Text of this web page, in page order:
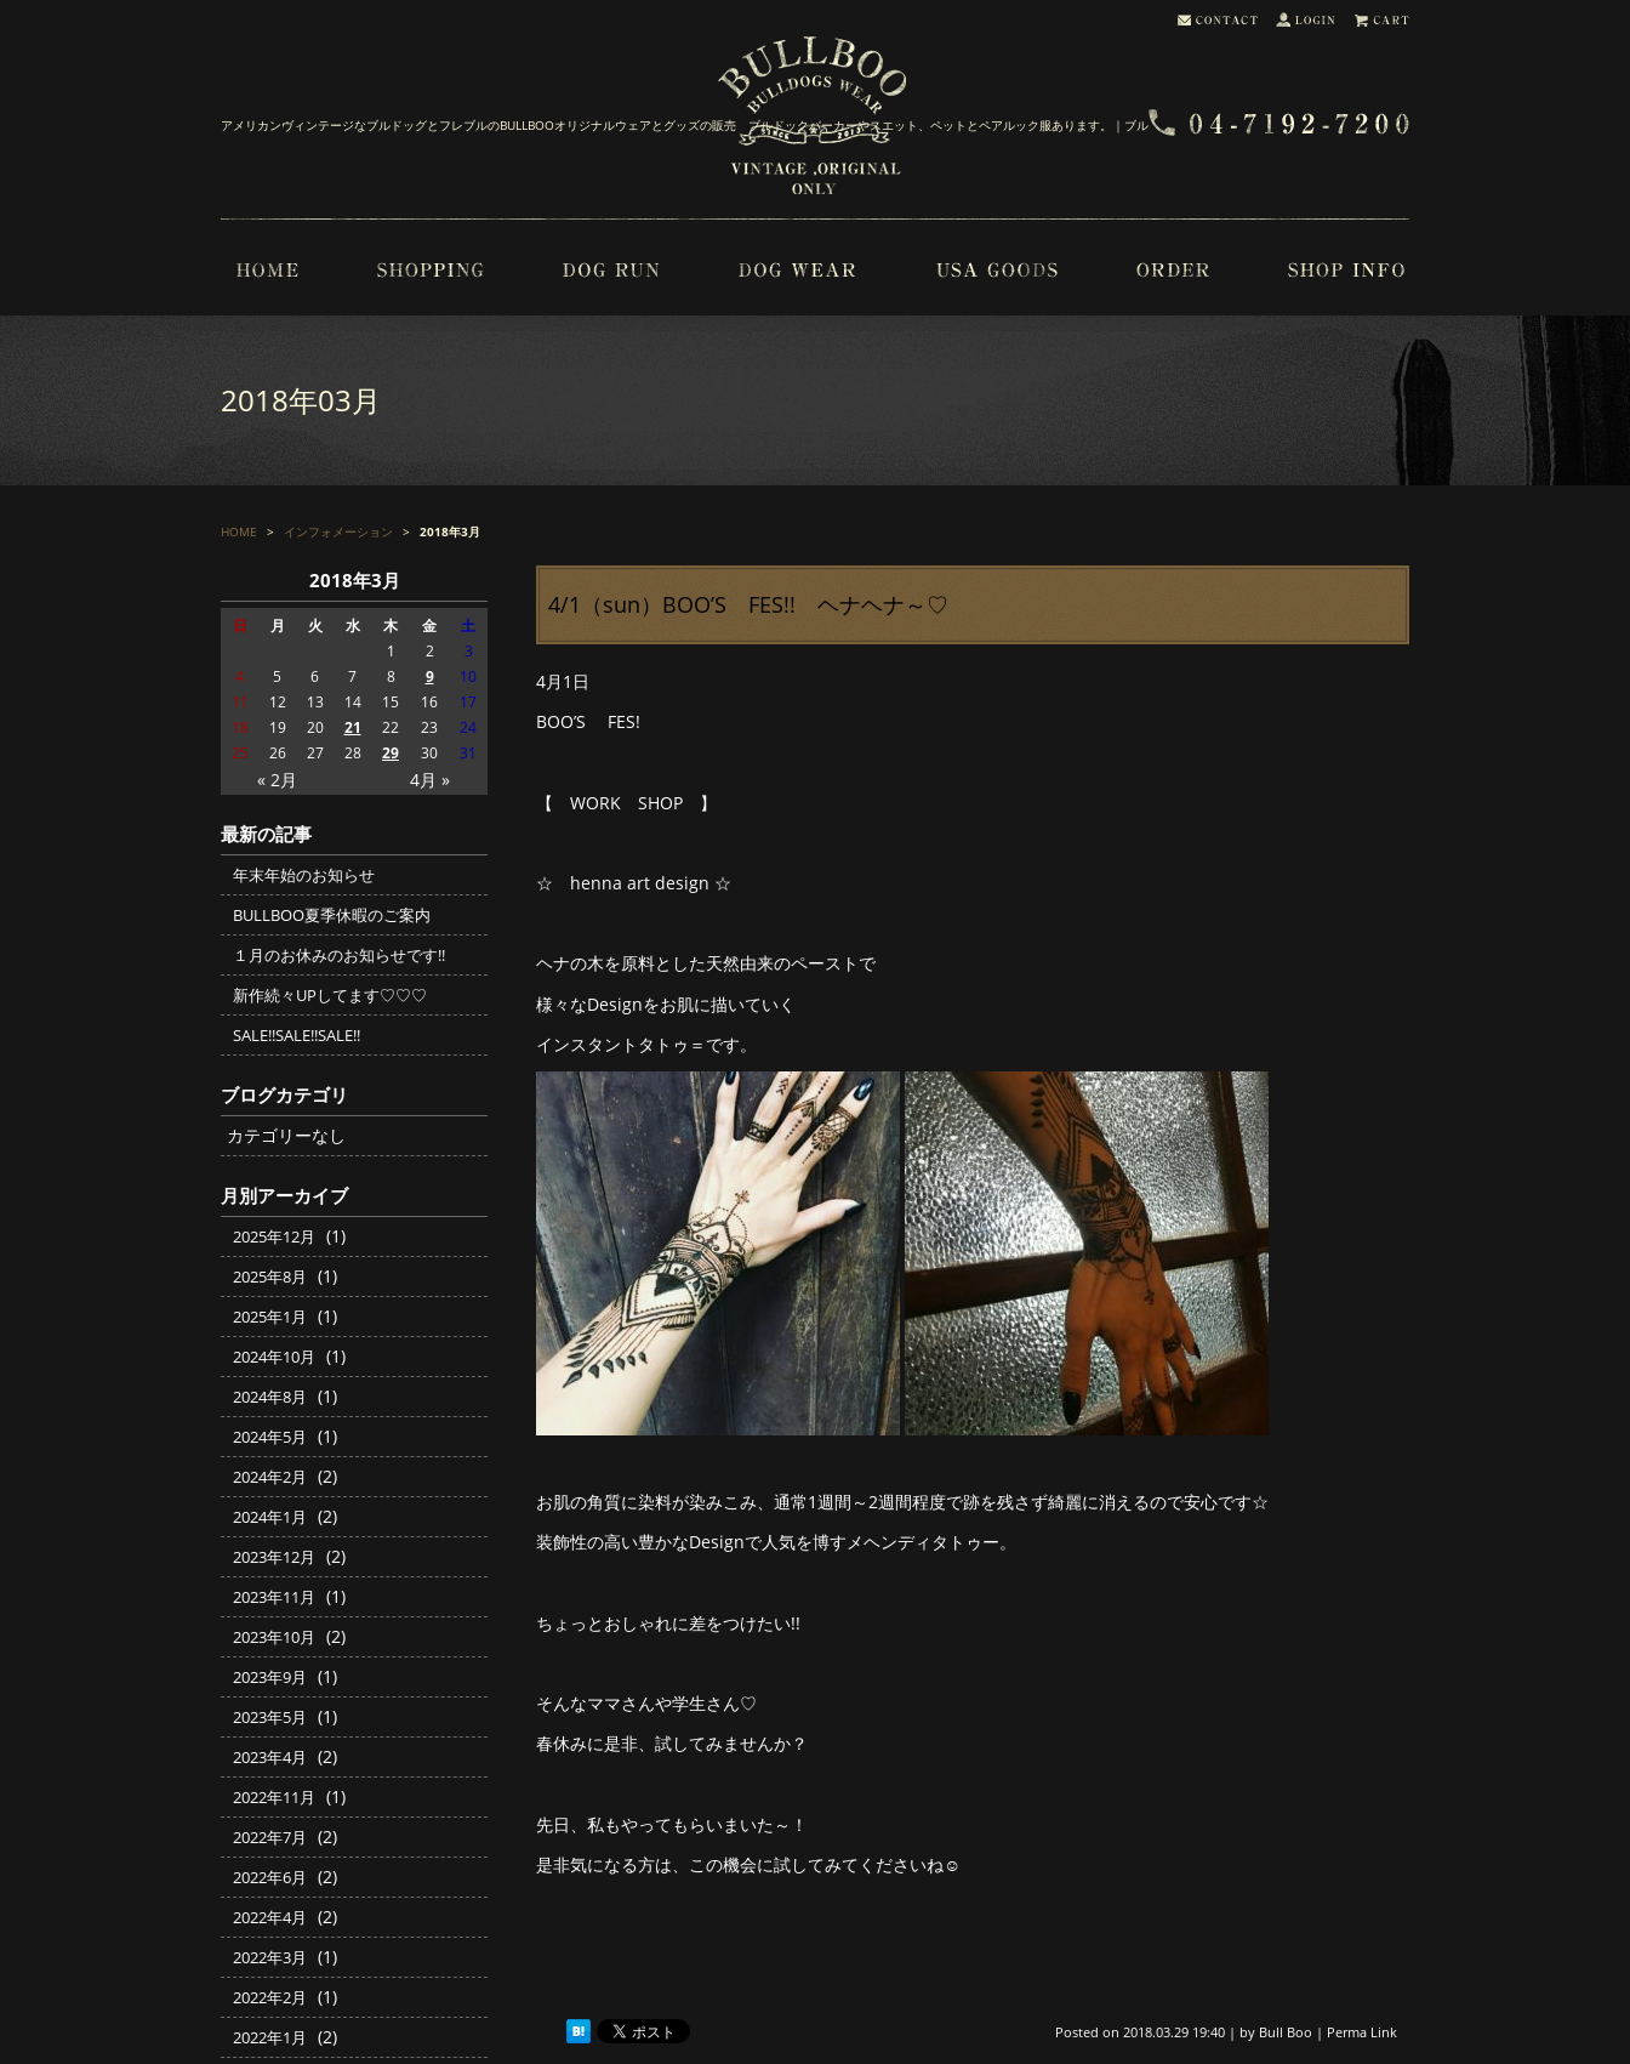
アメリカンヴィンテージなブルドッグとフレブルのBULLBOOオリジナルウェアとグッズの販売 ブルドックパーカーやスエット、ペットとペアルック服あります。｜ブル・ブー
2018年03月
HOME インフォメーション 2018年3月
4/1（sun）BOO’S FES!! ヘナヘナ～♡
4月1日
BOO’S FES!
【 WORK SHOP 】
☆ henna art design ☆
ヘナの木を原料とした天然由来のペーストで
様々なDesignをお肌に描いていく
インスタントタトゥ＝です。
お肌の角質に染料が染みこみ、通常1週間～2週間程度で跡を残さず綺麗に消えるので安心です☆
装飾性の高い豊かなDesignで人気を博すメヘンディタトゥー。
ちょっとおしゃれに差をつけたい!!
そんなママさんや学生さん♡
春休みに是非、試してみませんか？
先日、私もやってもらいまいた～！
是非気になる方は、この機会に試してみてくださいね☺
Posted on 2018.03.29 19:40 | by Bull Boo | Perma Link
2018年3月
日 月 火 水 木 金 土
« 2月 4月 »
1 2
3
4
5 6 7 8 9
10
11
12 13 14 15 16
17
18
19 20 21 22 23
24
25
26 27 28 29 30 31
最新の記事
年末年始のお知らせ
BULLBOO夏季休暇のご案内
１月のお休みのお知らせです!!
新作続々UPしてます♡♡♡
SALE!!SALE!!SALE!!
ブログカテゴリ
カテゴリーなし
月別アーカイブ
2025年12月 (1)
2025年8月 (1)
2025年1月 (1)
2024年10月 (1)
2024年8月 (1)
2024年5月 (1)
2024年2月 (2)
2024年1月 (2)
2023年12月 (2)
2023年11月 (1)
2023年10月 (2)
2023年9月 (1)
2023年5月 (1)
2023年4月 (2)
2022年11月 (1)
2022年7月 (2)
2022年6月 (2)
2022年4月 (2)
2022年3月 (1)
2022年2月 (1)
2022年1月 (2)